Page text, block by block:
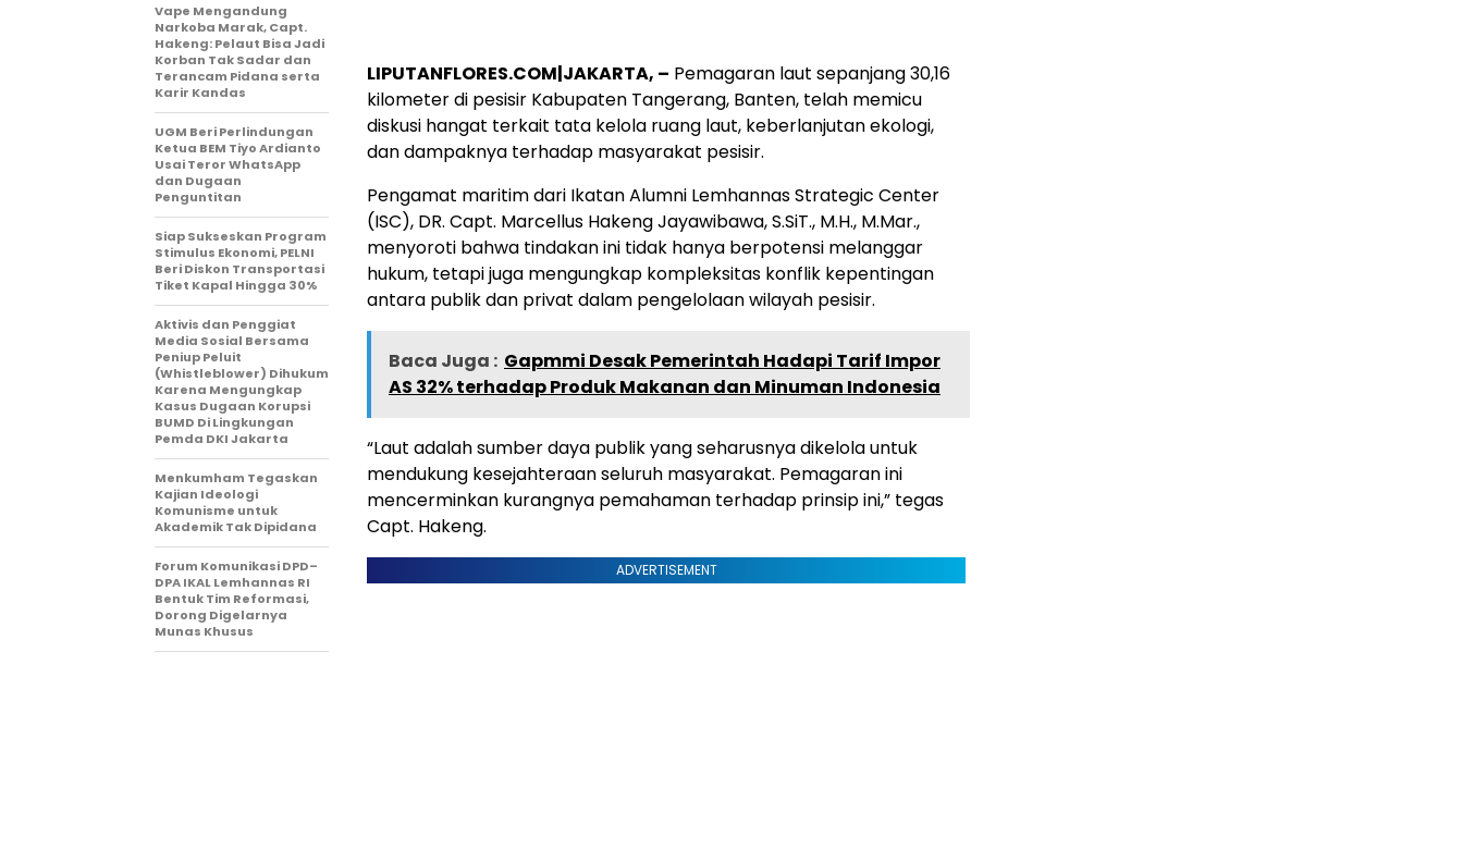
LIPUTANFLORES.COM|JAKARTA, – Pemagaran laut sepanjang 30,16
kilometer di pesisir Kabupaten Tangerang, Banten, telah memicu
diskusi hangat terkait tata kelola ruang laut, keberlanjutan ekologi,
dan dampaknya terhadap masyarakat pesisir.
Pengamat maritim dari Ikatan Alumni Lemhannas Strategic Center
(ISC), DR. Capt. Marcellus Hakeng Jayawibawa, S.SiT., M.H., M.Mar.,
menyoroti bahwa tindakan ini tidak hanya berpotensi melanggar
hukum, tetapi juga mengungkap kompleksitas konflik kepentingan
antara publik dan privat dalam pengelolaan wilayah pesisir.
Baca Juga : Gapmmi Desak Pemerintah Hadapi Tarif Impor
AS 32% terhadap Produk Makanan dan Minuman Indonesia
“Laut adalah sumber daya publik yang seharusnya dikelola untuk
mendukung kesejahteraan seluruh masyarakat. Pemagaran ini
mencerminkan kurangnya pemahaman terhadap prinsip ini,” tegas
Capt. Hakeng.
ADVERTISEMENT
Vape Mengandung
Narkoba Marak, Capt.
Hakeng: Pelaut Bisa Jadi
Korban Tak Sadar dan
Terancam Pidana serta
Karir Kandas
UGM Beri Perlindungan
Ketua BEM Tiyo Ardianto
Usai Teror WhatsApp
dan Dugaan
Penguntitan
Siap Sukseskan Program
Stimulus Ekonomi, PELNI
Beri Diskon Transportasi
Tiket Kapal Hingga 30%
Aktivis dan Penggiat
Media Sosial Bersama
Peniup Peluit
(Whistleblower) Dihukum
Karena Mengungkap
Kasus Dugaan Korupsi
BUMD Di Lingkungan
Pemda DKI Jakarta
Menkumham Tegaskan
Kajian Ideologi
Komunisme untuk
Akademik Tak Dipidana
Forum Komunikasi DPD–
DPA IKAL Lemhannas RI
Bentuk Tim Reformasi,
Dorong Digelarnya
Munas Khusus